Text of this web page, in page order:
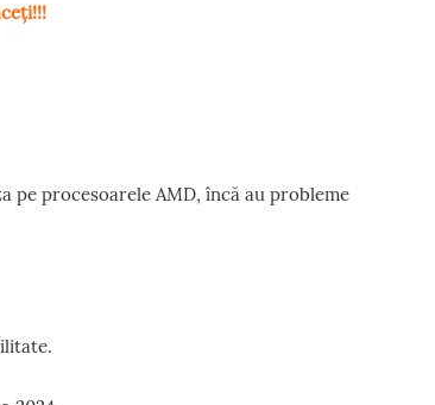
procesoarele AMD, încă au probleme